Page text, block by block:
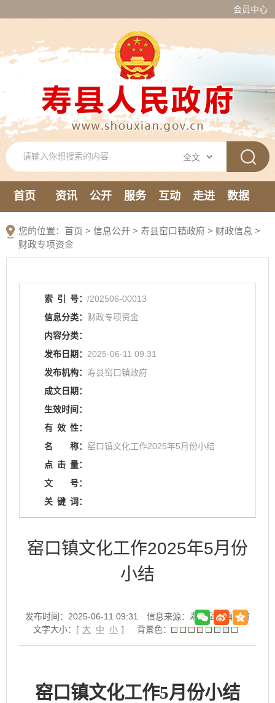
会员中心
首页 资讯 公开 服务 互动 走进
数据
您的位置： 首页 > 信息公开 > 寿县窑口镇政府 > 财政信息 >
财政专项资金
索 引 号： /202506-00013
信息分类： 财政专项资金
内容分类：
发布日期： 2025-06-11 09:31
发布机构： 寿县窑口镇政府
成文日期：
生效时间：
有 效 性：
名
称： 窑口镇文化工作2025年5月份小结
点 击 量：
文
号：
关 键 词：
窑口镇文化工作2025年5月份
小结
发布时间：2025-06-11 09:31
信息来源：寿县窑口镇政府
文字大小：[ 大 中 小 ] 背景色：
窑口镇文化工作5月份小结